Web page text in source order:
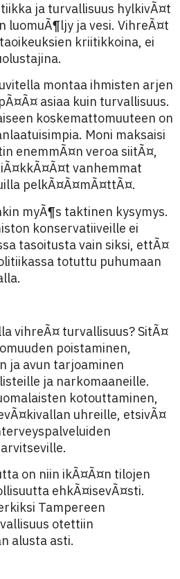
ja turvallisuus hylkivÃ¤t
luomuÃ¶ljy ja vesi. VihreÃ¤t
kriitikkoina, ei
montaa ihmisten arjen
asiaa kuin turvallisuus.
koskemattomuuteen on
Moni maksaisi
enemmÃ¤n veroa siitÃ¤,
vanhemmat
pelkÃ¤Ã¤mÃ¤ttÃ¤.
myÃ¶s taktinen kysymys.
konservatiiveille ei
tasoitusta vain siksi, ettÃ¤
totuttu puhumaan
vihreÃ¤ turvallisuus? SitÃ¤
poistaminen,
ja avun tarjoaminen
ja narkomaaneille.
kotouttaminen,
uhreille, etsivÃ¤
on niin ikÃ¤Ã¤n tilojen
ehkÃ¤isevÃ¤sti.
Tampereen
otettiin
alusta asti.